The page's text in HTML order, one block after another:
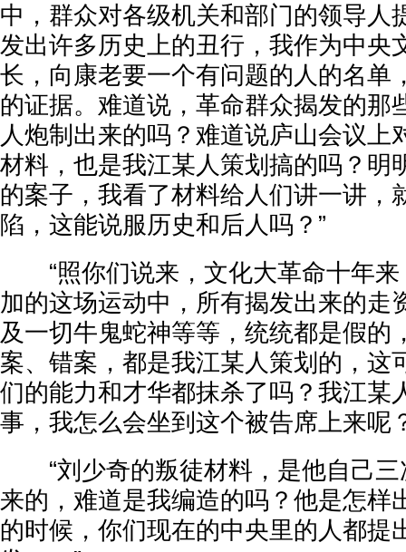
中，群众对各级机关和部门的领导人
发出许多历史上的丑行，我作为中央
长，向康老要一个有问题的人的名单
的证据。难道说，革命群众揭发的那
人炮制出来的吗？难道说庐山会议上
材料，也是我江某人策划搞的吗？明
的案子，我看了材料给人们讲一讲，
陷，这能说服历史和后人吗？”
“照你们说来，文化大革命十年来
加的这场运动中，所有揭发出来的走
及一切牛鬼蛇神等等，统统都是假的
案、错案，都是我江某人策划的，这
们的能力和才华都抹杀了吗？我江某
事，我怎么会坐到这个被告席上来呢
“刘少奇的叛徒材料，是他自己三
来的，难道是我编造的吗？他是怎样
的时候，你们现在的中央里的人都提